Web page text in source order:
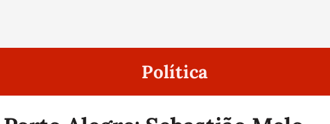
Política